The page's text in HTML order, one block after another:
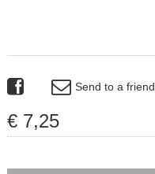
Send to a friend
€ 7,25